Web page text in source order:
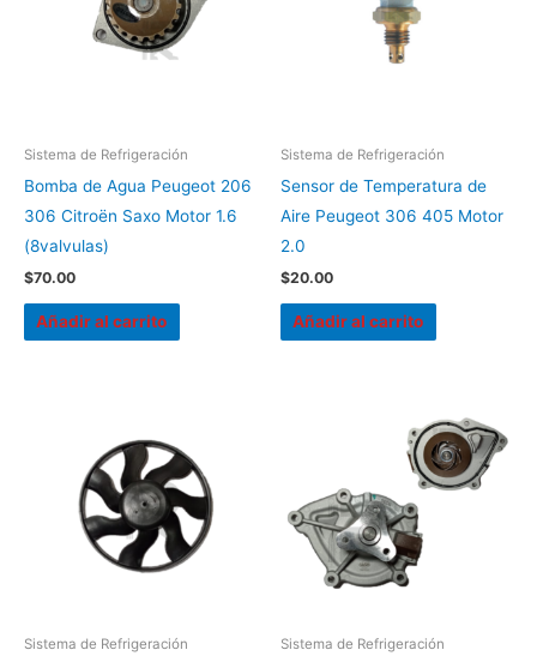
Sistema de Refrigeración
Bomba de Agua Peugeot 206
306 Citroën Saxo Motor 1.6
(8valvulas)
$70.00
Añadir al carrito
Sistema de Refrigeración
Sensor de Temperatura de
Aire Peugeot 306 405 Motor
2.0
$20.00
Añadir al carrito
Sistema de Refrigeración Sistema de Refrigeración